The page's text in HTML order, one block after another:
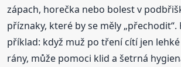
zápach, horečka nebo bolest v
příznaky, které by se měly
příklad: když muž po tření cítí jen
rány, může pomoci klid a šetrná